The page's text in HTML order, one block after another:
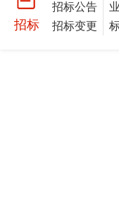
招标
招标公告
招标变更